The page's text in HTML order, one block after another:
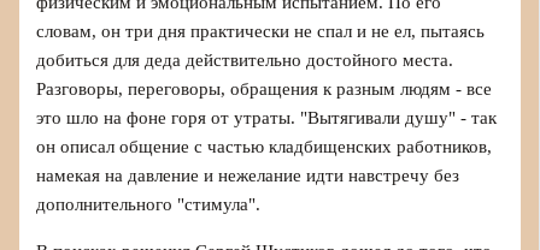
словам, он три дня практически не спал и не ел, пытаясь
добиться для деда действительно достойного места.
Разговоры, переговоры, обращения к разным людям - все
это шло на фоне горя от утраты. "Вытягивали душу" - так
он описал общение с частью кладбищенских работников,
намекая на давление и нежелание идти навстречу без
дополнительного "стимула".